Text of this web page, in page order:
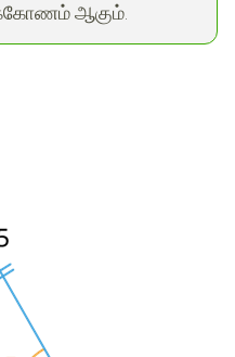
ஆகும்.